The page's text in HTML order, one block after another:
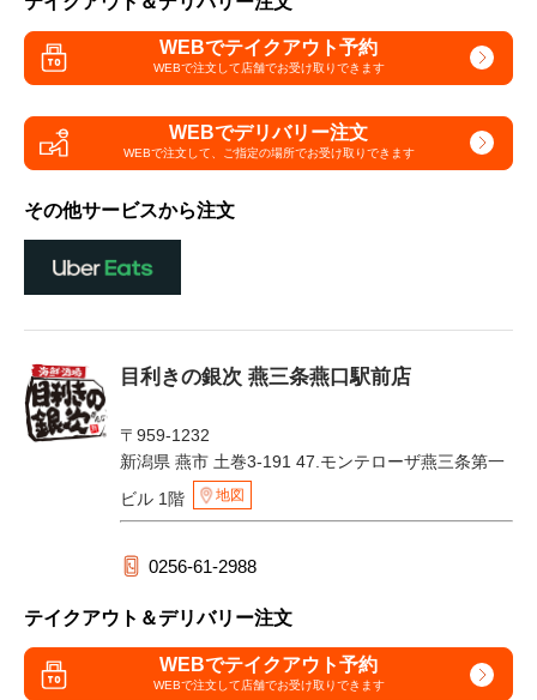
WEBでテイクアウト予約
WEBで注文して店舗でお受け取りできます
WEBでデリバリー注文
WEBで注文して、 ご指定の場所でお受け取りできます
その他サービスから注文
目利きの銀次 燕三条燕口駅前店
〒959-1232
新潟県 燕市 土巻3-191 47.モンテローザ燕三条第一
ビル 1階
地図
0256-61-2988
テイクアウト＆デリバリー注文
WEBでテイクアウト予約
WEBで注文して店舗でお受け取りできます